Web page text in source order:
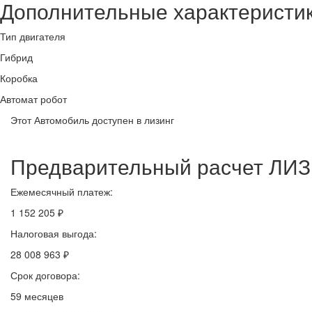
Дополнительные
Тип двигателя
Гибрид
Коробка
Автомат робот
Этот Автомобиль доступен в лизинг
Предварительный расчет
Ежемесячный платеж:
1 152 205 ₽
Налоговая выгода:
28 008 963 ₽
Срок договора:
59 месяцев